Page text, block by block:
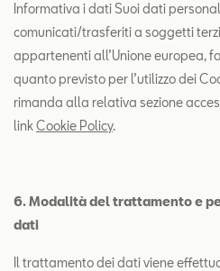
Informativa i dati Suoi dati
comunicati/trasferiti a soggetti
appartenenti all’Unione europea,
quanto previsto per l’utilizzo dei
rimanda alla relativa sezione
link Cookie Policy.
6. Modalità del trattamento e
dati
Il trattamento dei dati viene